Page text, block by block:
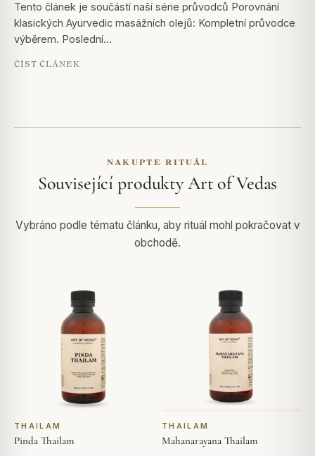
Tento článek je součástí naší série průvodců Porovnání
klasických Ayurvedic masážních olejů: Kompletní průvodce
výběrem. Poslední…
ČÍST ČLÁNEK
NAKUPTE RITUÁL
Související produkty Art of Vedas
Vybráno podle tématu článku, aby rituál mohl pokračovat v
obchodě.
THAILAM
Pinda Thailam
THAILAM
Mahanarayana Thailam